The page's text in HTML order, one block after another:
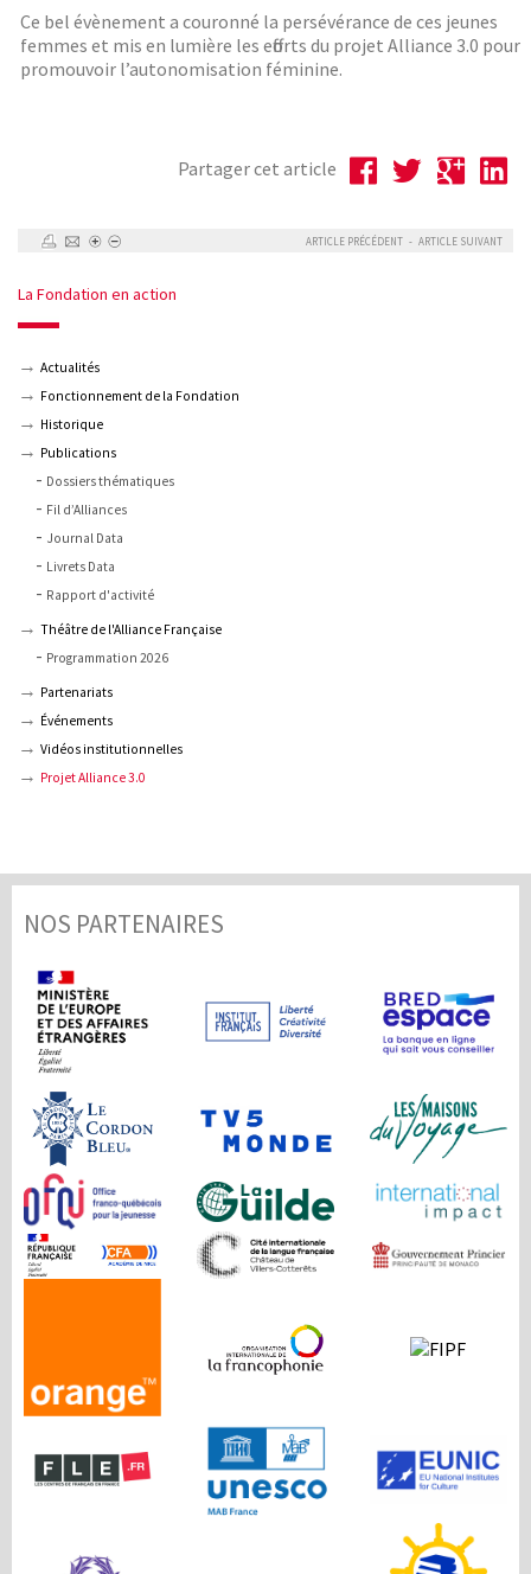
La Fondation en action
Actualités
Fonctionnement de la Fondation
Historique
Publications
Dossiers thématiques
Fil d’Alliances
Journal Data
Livrets Data
Rapport d'activité
Théâtre de l'Alliance Française
Programmation 2026
Partenariats
Événements
Vidéos institutionnelles
Projet Alliance 3.0
Ce bel évènement a couronné la persévérance de ces jeunes
femmes et mis en lumière les efforts du projet Alliance 3.0 pour
promouvoir l’autonomisation féminine.
Partager cet article
ARTICLE PRÉCÉDENT - ARTICLE SUIVANT
NOS PARTENAIRES